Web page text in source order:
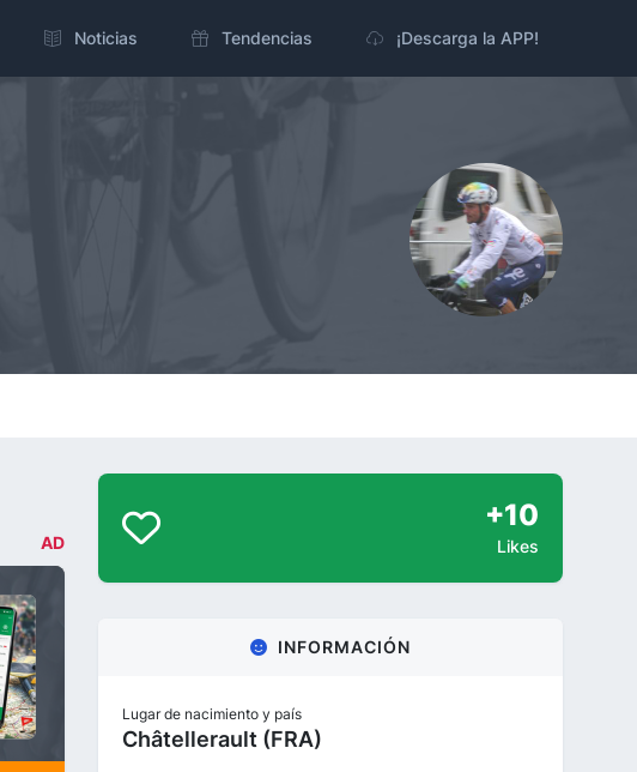
Noticias Tendencias ¡Descarga la APP!
AD
+10
Likes
INFORMACIÓN
Lugar de nacimiento y país
Châtellerault (FRA)